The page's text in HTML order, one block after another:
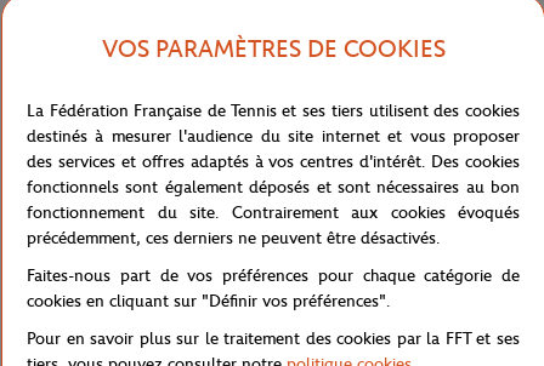
Sac raquettes Duffel L Wilson x
VOS PARAMÈTRES DE COOKIES
La Fédération Française de Tennis et ses tiers utilisent des cookies
destinés à mesurer l'audience du site internet et vous proposer
des services et offres adaptés à vos centres d'intérêt. Des cookies
fonctionnels sont également déposés et sont nécessaires au bon
fonctionnement du site. Contrairement aux cookies évoqués
précédemment, ces derniers ne peuvent être désactivés.
Faites-nous part de vos préférences pour chaque catégorie de
cookies en cliquant sur "Définir vos préférences".
Pour en savoir plus sur le traitement des cookies par la FFT et ses